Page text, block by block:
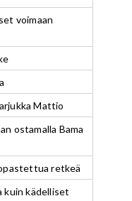
voimaan
Mattio
ostamalla Bama
retkeä
kuin kädelliset